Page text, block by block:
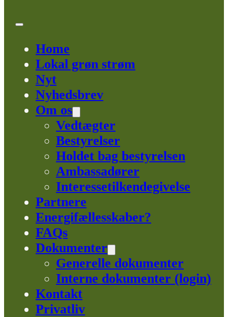
Home
Lokal grøn strøm
Nyt
Nyhedsbrev
Om os
Vedtægter
Bestyrelser
Holdet bag bestyrelsen
Ambassadører
Interessetilkendegivelse
Partnere
Energifællesskaber?
FAQs
Dokumenter
Generelle dokumenter
Interne dokumenter (login)
Kontakt
Privatliv